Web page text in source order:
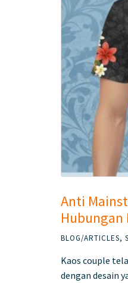
Anti
Hubungan
BLOG/ARTICLES,
Kaos couple
dengan desain